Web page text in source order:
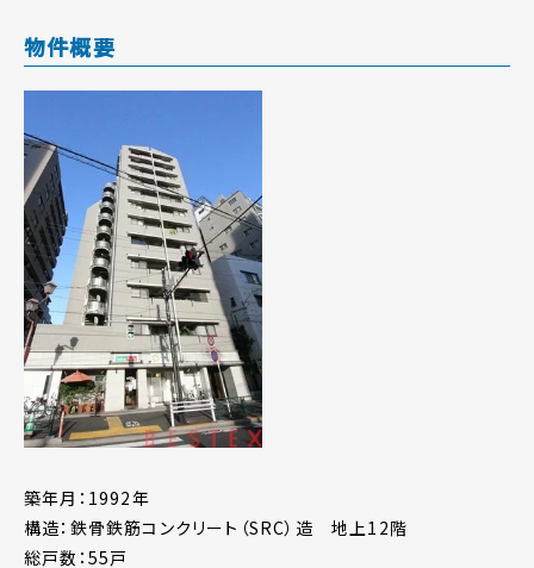
物件概要
築年月：1992年
構造：鉄骨鉄筋コンクリート（SRC）造 地上12階
総戸数：55戸